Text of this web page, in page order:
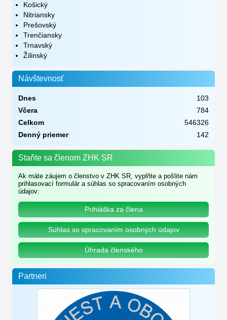
Košický
Nitriansky
Prešovský
Trenčiansky
Trnavský
Žilinský
Návštevnosť
Dnes
103
Včera
784
Celkom
546326
Denný priemer
142
Staňte sa členom ZHK SR
Ak máte záujem o členstvo v ZHK SR, vyplňte a pošlite nám
prihlasovací formulár a súhlas so spracovaním osobných
údajov:
Prihláška za člena
Súhlas so spracovaním osobných údajov
Úhrada členského
Partneri